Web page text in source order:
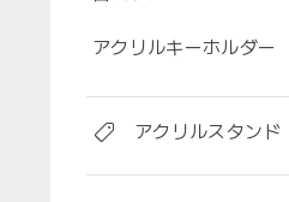
アクリルキーホルダー
アクリルスタンド